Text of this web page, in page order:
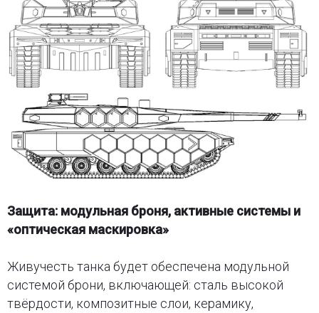
Защита: модульная броня, активные системы и
«оптическая маскировка»
Живучесть танка будет обеспечена модульной
системой брони, включающей: сталь высокой
твёрдости, композитные слои, керамику,